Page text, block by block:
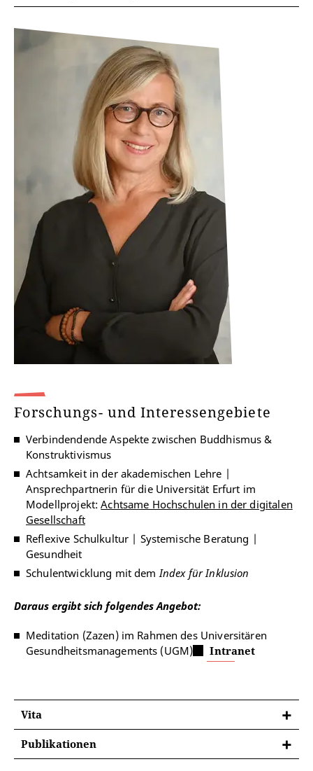
Forschungs- und Interessengebiete
Verbindendende Aspekte zwischen Buddhismus &
Konstruktivismus
Achtsamkeit in der akademischen Lehre |
Ansprechpartnerin für die Universität Erfurt im
Modellprojekt:Achtsame Hochschulen in der digitalen
Gesellschaft
Reflexive Schulkultur | Systemische Beratung |
Gesundheit
Schulentwicklung mit demIndex für Inklusion
Daraus ergibt sich folgendes Angebot:
Meditation (Zazen) im Rahmen des Universitären
Gesundheitsmanagements (UGM)
Intranet
Vita
Publikationen